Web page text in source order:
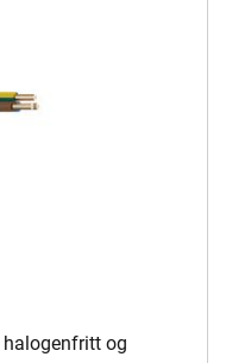
halogenfritt og